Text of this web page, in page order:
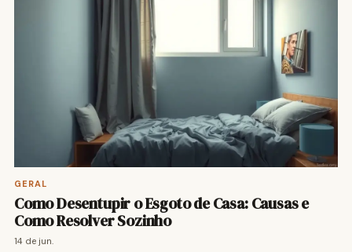
GERAL
Como Desentupir o Esgoto de Casa: Causas e
Como Resolver Sozinho
14 de jun.